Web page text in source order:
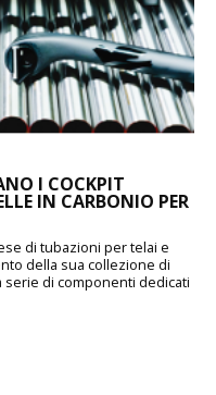
I COCKPIT
IN CARBONIO PER
di tubazioni per telai e
della sua collezione di
di componenti dedicati